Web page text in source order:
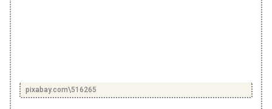
pixabay.com\516265